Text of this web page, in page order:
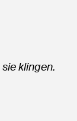
klingen.